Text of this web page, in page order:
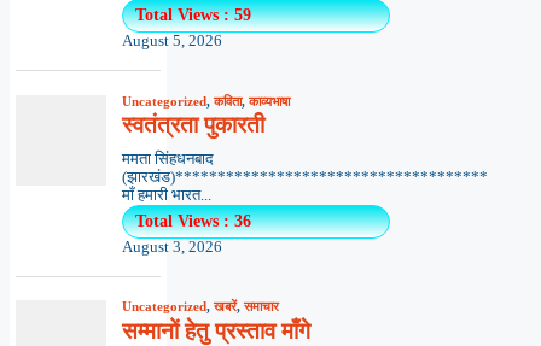
Total Views : 59
August 5, 2026
Uncategorized,कविता,काव्यभाषा
स्वतंत्रता पुकारती
ममता सिंहधनबाद
(झारखंड)*************************************
माँ हमारी भारत...
Total Views : 36
August 3, 2026
Uncategorized,खबरें,समाचार
सम्मानों हेतु प्रस्ताव माँगे